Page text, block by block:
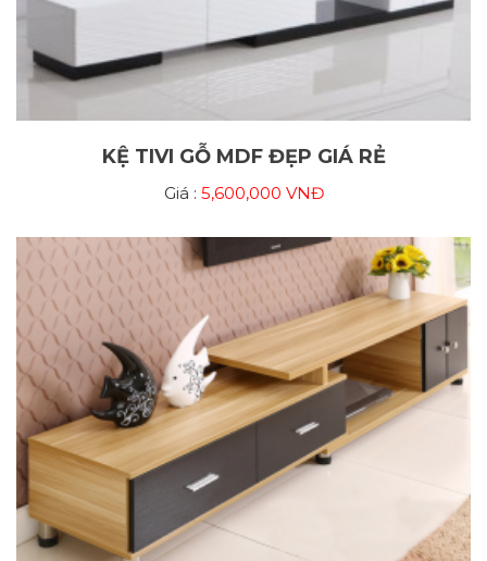
KỆ TIVI GỖ MDF ĐẸP GIÁ RẺ
Giá : 5,600,000 VNĐ